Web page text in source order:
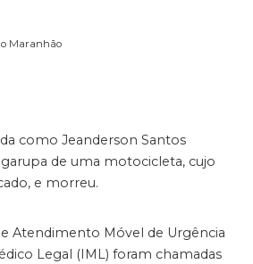
Maranhão
como Jeanderson Santos
garupa de uma motocicleta, cujo
e morreu.
Atendimento Móvel de Urgência
Legal (IML) foram chamadas